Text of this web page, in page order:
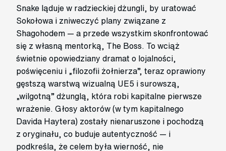
Snake ląduje w radzieckiej dżungli, by uratować
Sokołowa i zniweczyć plany związane z
Shagohodem — a przede wszystkim skonfrontować
się z własną mentorką, The Boss. To wciąż
świetnie opowiedziany dramat o lojalności,
poświęceniu i „filozofii żołnierza”, teraz oprawiony
gęstszą warstwą wizualną UE5 i surowszą,
„wilgotną” dżunglą, która robi kapitalne pierwsze
wrażenie. Głosy aktorów (w tym kapitalnego
Davida Haytera) zostały nienaruszone i pochodzą
z oryginału, co buduje autentyczność — i
podkreśla, że celem była wierność, nie